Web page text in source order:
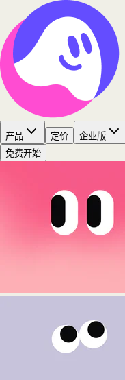
产品 定价 企业版
免费开始